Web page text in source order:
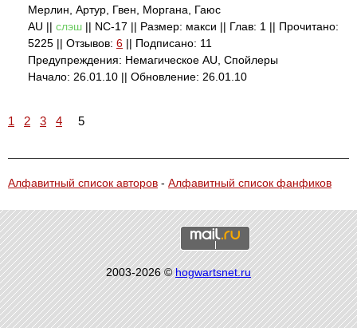
Мерлин, Артур, Гвен, Моргана, Гаюс
AU || слэш || NC-17 || Размер: макси || Глав: 1 || Прочитано:
5225 || Отзывов: 6 || Подписано: 11
Предупреждения: Немагическое AU, Спойлеры
Начало: 26.01.10 || Обновление: 26.01.10
1 2 3 4 5
Алфавитный список авторов - Алфавитный список фанфиков
2003-2026 ©hogwartsnet.ru